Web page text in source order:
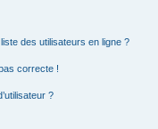
des utilisateurs en ligne ?
correcte !
?